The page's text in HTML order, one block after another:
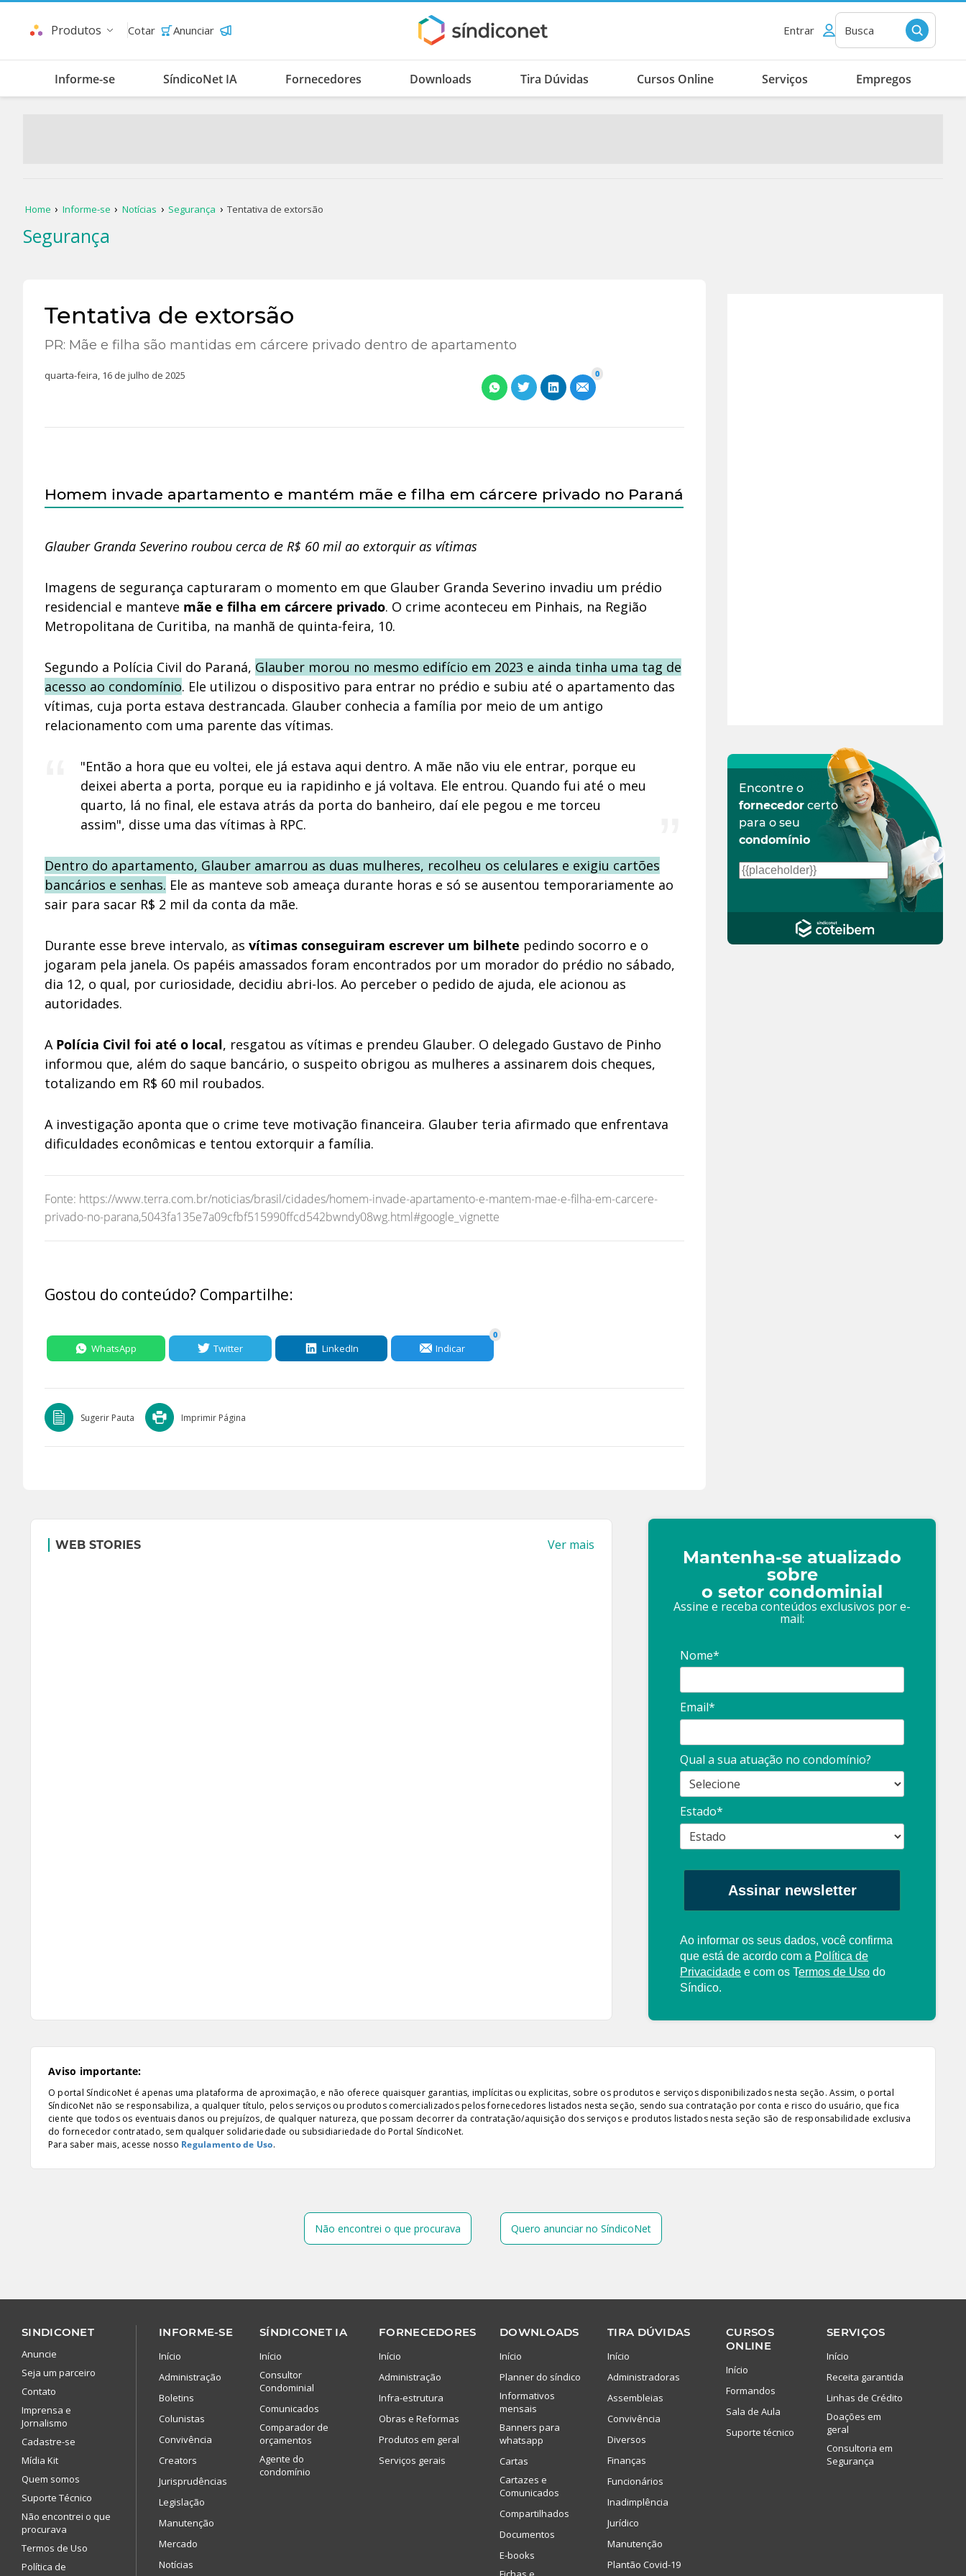
Produtos Cotar Anunciar Entrar Busca
Informe-se SíndicoNet IA Fornecedores Downloads Tira Dúvidas Cursos Online Serviços Empregos
Home Informe-se Notícias Segurança Tentativa de extorsão
Segurança
Tentativa de extorsão
PR: Mãe e filha são mantidas em cárcere privado dentro de apartamento
quarta-feira, 16 de julho de 2025 0
Homem invade apartamento e mantém mãe e filha em cárcere privado no Paraná
Glauber Granda Severino roubou cerca de R$ 60 mil ao extorquir as vítimas
Imagens de segurança capturaram o momento em que Glauber Granda Severino invadiu um prédio
residencial e manteve mãe e filha em cárcere privado. O crime aconteceu em Pinhais, na Região
Metropolitana de Curitiba, na manhã de quinta-feira, 10.
Segundo a Polícia Civil do Paraná, Glauber morou no mesmo edifício em 2023 e ainda tinha uma tag de
acesso ao condomínio. Ele utilizou o dispositivo para entrar no prédio e subiu até o apartamento das
vítimas, cuja porta estava destrancada. Glauber conhecia a família por meio de um antigo
relacionamento com uma parente das vítimas.
"Então a hora que eu voltei, ele já estava aqui dentro. A mãe não viu ele entrar, porque eu
deixei aberta a porta, porque eu ia rapidinho e já voltava. Ele entrou. Quando fui até o meu
quarto, lá no final, ele estava atrás da porta do banheiro, daí ele pegou e me torceu
assim", disse uma das vítimas à RPC.
Dentro do apartamento, Glauber amarrou as duas mulheres, recolheu os celulares e exigiu cartões
bancários e senhas. Ele as manteve sob ameaça durante horas e só se ausentou temporariamente ao
sair para sacar R$ 2 mil da conta da mãe.
Durante esse breve intervalo, as vítimas conseguiram escrever um bilhete pedindo socorro e o
jogaram pela janela. Os papéis amassados foram encontrados por um morador do prédio no sábado,
dia 12, o qual, por curiosidade, decidiu abri-los. Ao perceber o pedido de ajuda, ele acionou as
autoridades.
A Polícia Civil foi até o local, resgatou as vítimas e prendeu Glauber. O delegado Gustavo de Pinho
informou que, além do saque bancário, o suspeito obrigou as mulheres a assinarem dois cheques,
totalizando em R$ 60 mil roubados.
A investigação aponta que o crime teve motivação financeira. Glauber teria afirmado que enfrentava
dificuldades econômicas e tentou extorquir a família.
Fonte: https://www.terra.com.br/noticias/brasil/cidades/homem-invade-apartamento-e-mantem-mae-e-filha-em-carcere-
privado-no-parana,5043fa135e7a09cfbf515990ffcd542bwndy08wg.html#google_vignette
Gostou do conteúdo? Compartilhe:
WhatsApp Twitter LinkedIn Indicar
0
Sugerir Pauta Imprimir Página
Encontre o
fornecedor certo
para o seu
condomínio
WEB STORIES Ver mais
Mantenha-se atualizado
sobre
o setor condominial
Assine e receba conteúdos exclusivos por e-
mail:
Nome*
Email*
Qual a sua atuação no condomínio?
Estado*
Assinar newsletter
Ao informar os seus dados, você confirma
que está de acordo com a Política de
Privacidade e com os Termos de Uso do
Síndico.
Aviso importante:
O portal SíndicoNet é apenas uma plataforma de aproximação, e não oferece quaisquer garantias, implícitas ou explicitas, sobre os produtos e serviços disponibilizados nesta seção. Assim, o portal
SíndicoNet não se responsabiliza, a qualquer título, pelos serviços ou produtos comercializados pelos fornecedores listados nesta seção, sendo sua contratação por conta e risco do usuário, que fica
ciente que todos os eventuais danos ou prejuízos, de qualquer natureza, que possam decorrer da contratação/aquisição dos serviços e produtos listados nesta seção são de responsabilidade exclusiva
do fornecedor contratado, sem qualquer solidariedade ou subsidiariedade do Portal SíndicoNet.
Para saber mais, acesse nosso Regulamento de Uso.
Não encontrei o que procurava Quero anunciar no SíndicoNet
SINDICONET
Anuncie
Seja um parceiro
Contato
Imprensa e
Jornalismo
Cadastre-se
Mídia Kit
Quem somos
Suporte Técnico
Não encontrei o que
procurava
Termos de Uso
Política de
INFORME-SE
Início
Administração
Boletins
Colunistas
Convivência
Creators
Jurisprudências
Legislação
Manutenção
Mercado
Notícias
SÍNDICONET IA
Início
Consultor
Condominial
Comunicados
Comparador de
orçamentos
Agente do
condomínio
FORNECEDORES
Início
Administração
Infra-estrutura
Obras e Reformas
Produtos em geral
Serviços gerais
DOWNLOADS
Início
Planner do síndico
Informativos
mensais
Banners para
whatsapp
Cartas
Cartazes e
Comunicados
Compartilhados
Documentos
E-books
TIRA DÚVIDAS
Início
Administradoras
Assembleias
Convivência
Diversos
Finanças
Funcionários
Inadimplência
Jurídico
Manutenção
Plantão Covid-19
CURSOS
ONLINE
Início
Formandos
Sala de Aula
Suporte técnico
SERVIÇOS
Início
Receita garantida
Linhas de Crédito
Doações em
geral
Consultoria em
Segurança